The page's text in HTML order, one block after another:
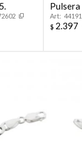
$ 2.397